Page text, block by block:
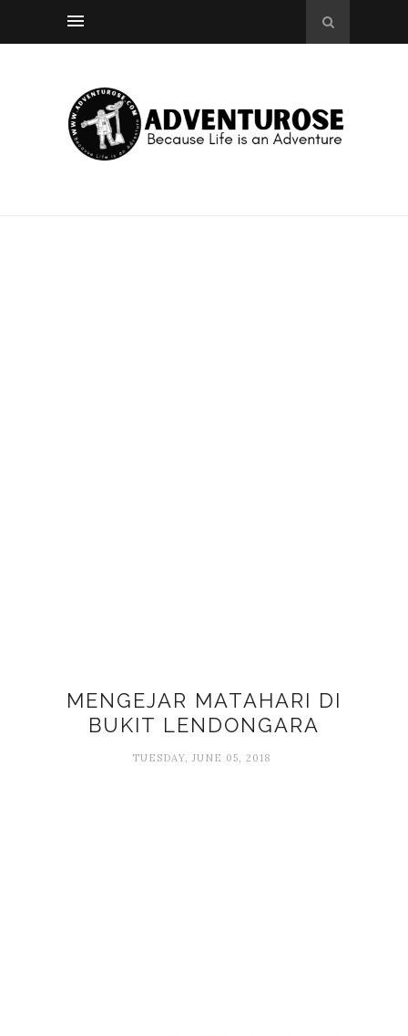
MENGEJAR MATAHARI DI
BUKIT LENDONGARA
TUESDAY, JUNE 05, 2018